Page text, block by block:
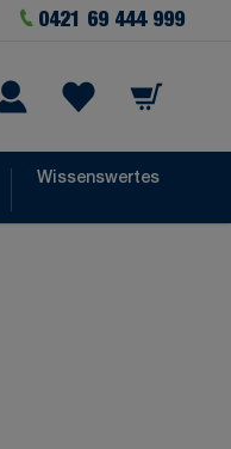
0421 69 444 999
Warenkorb
Wissenswertes